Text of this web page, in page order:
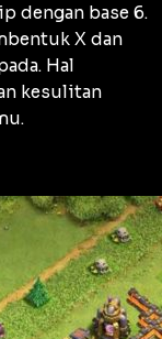
dengan base 6.
X dan
Hal
kesulitan